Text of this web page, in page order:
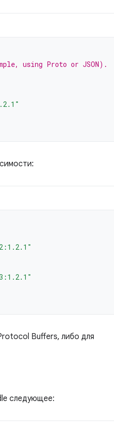
using Proto or JSON).
Buffers, либо для
следующее: